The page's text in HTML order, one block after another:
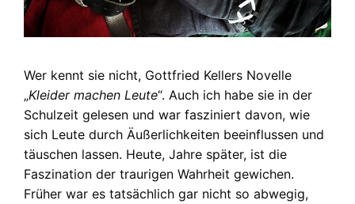
Wer kennt sie nicht, Gottfried Kellers Novelle
„Kleider machen Leute“. Auch ich habe sie in der
Schulzeit gelesen und war fasziniert davon, wie
sich Leute durch Äußerlichkeiten beeinflussen und
täuschen lassen. Heute, Jahre später, ist die
Faszination der traurigen Wahrheit gewichen.
Früher war es tatsächlich gar nicht so abwegig,